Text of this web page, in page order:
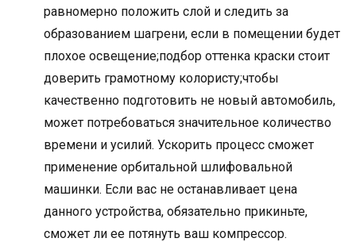
равномерно положить слой и следить за
образованием шагрени, если в помещении будет
плохое освещение;подбор оттенка краски стоит
доверить грамотному колористу;чтобы
качественно подготовить не новый автомобиль,
может потребоваться значительное количество
времени и усилий. Ускорить процесс сможет
применение орбитальной шлифовальной
машинки. Если вас не останавливает цена
данного устройства, обязательно прикиньте,
сможет ли ее потянуть ваш компрессор.